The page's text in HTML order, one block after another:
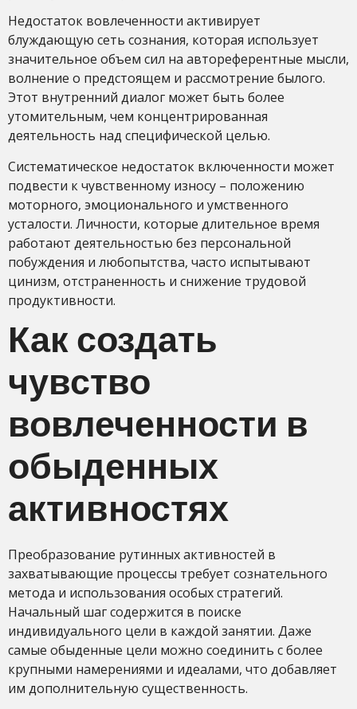
Недостаток вовлеченности активирует
блуждающую сеть сознания, которая использует
значительное объем сил на автореферентные мысли,
волнение о предстоящем и рассмотрение былого.
Этот внутренний диалог может быть более
утомительным, чем концентрированная
деятельность над специфической целью.
Систематическое недостаток включенности может
подвести к чувственному износу – положению
моторного, эмоционального и умственного
усталости. Личности, которые длительное время
работают деятельностью без персональной
побуждения и любопытства, часто испытывают
цинизм, отстраненность и снижение трудовой
продуктивности.
Как создать
чувство
вовлеченности в
обыденных
активностях
Преобразование рутинных активностей в
захватывающие процессы требует сознательного
метода и использования особых стратегий.
Начальный шаг содержится в поиске
индивидуального цели в каждой занятии. Даже
самые обыденные цели можно соединить с более
крупными намерениями и идеалами, что добавляет
им дополнительную существенность.